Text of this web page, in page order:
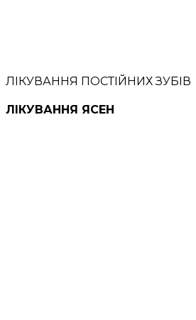
ЛІКУВАННЯ ПОСТІЙНИХ ЗУБІВ
ЛІКУВАННЯ ЯСЕН